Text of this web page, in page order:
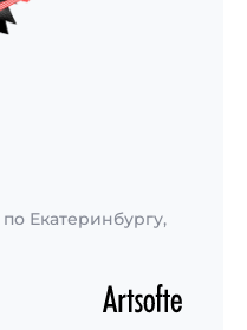
по Екатеринбургу,